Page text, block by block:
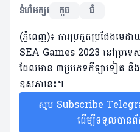
ទំហំអក្សរ
តូច ធំ
(ភ្នំពេញ)៖ ការប្រកួតប្រជែងមេដ
SEA Games 2023 នៅប្រទ
ដែលមាន ៣ប្រភេទកីឡាទៀត នឹងប
ឧសភានេះ។
សូម Subscribe
ដើម្បីទទួលបាន